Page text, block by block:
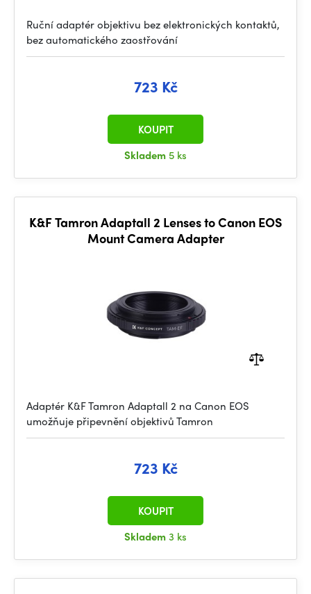
Ruční adaptér objektivu bez elektronických kontaktů,
bez automatického zaostřování
723 Kč
Skladem 5 ks
KOUPIT
K&F Tamron Adaptall 2 Lenses to Canon EOS
Mount Camera Adapter
Adaptér K&F Tamron Adaptall 2 na Canon EOS
umožňuje připevnění objektivů Tamron
723 Kč
Skladem3 ks
KOUPIT